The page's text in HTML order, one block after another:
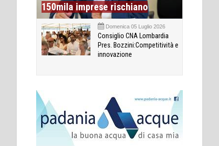
150mila imprese rischiano
Domenica 05 Luglio 2026
Consiglio CNA Lombardia
Pres. Bozzini:Competitività e
innovazione